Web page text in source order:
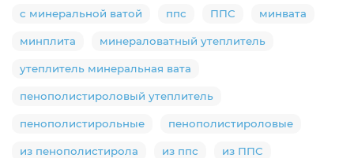
с минеральной ватой ппс ППС минвата
минплита минераловатный утеплитель
утеплитель минеральная вата
пенополистироловый утеплитель
пенополистирольные пенополистироловые
из пенополистирола из ппс из ППС